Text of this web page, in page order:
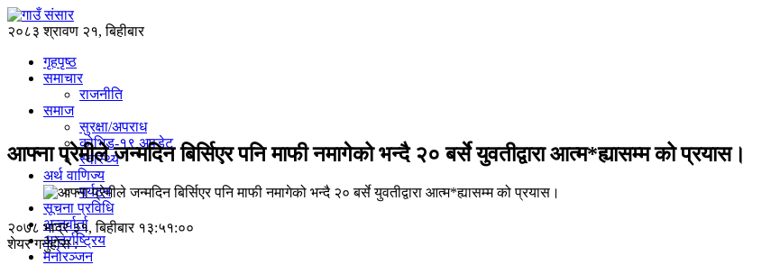
२०८३ श्रावण २१, बिहीबार
गृहपृष्‍ठ
समाचार
राजनीति
समाज
सुरक्षा/अपराध
कोभिड-१९ अपडेट
स्वास्थ्य
अर्थ वाणिज्य
पर्यटन
सूचना प्रविधि
अन्तर्वार्ता
अन्तर्राष्ट्रिय
मनोरञ्जन
आफ्ना प्रेमीले जन्मदिन बिर्सिएर पनि माफी नमागेको भन्दै २० बर्से युवतीद्वारा आत्म*ह्यासम्म को प्रयास।
२०७८ भाद्र ३१, बिहीबार १३:५१:००
शेयर गर्नुहोस :